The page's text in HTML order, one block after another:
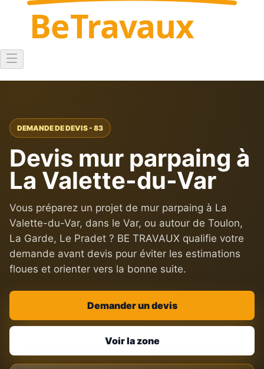
BeTravaux
DEMANDE DE DEVIS - 83
Devis mur parpaing à
La Valette-du-Var
Vous préparez un projet de mur parpaing à La
Valette-du-Var, dans le Var, ou autour de Toulon,
La Garde, Le Pradet ? BE TRAVAUX qualifie votre
demande avant devis pour éviter les estimations
floues et orienter vers la bonne suite.
Demander un devis
Voir la zone